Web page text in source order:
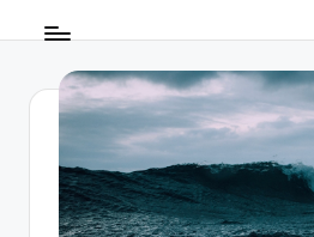
ン
ー
ソ
ン
グ